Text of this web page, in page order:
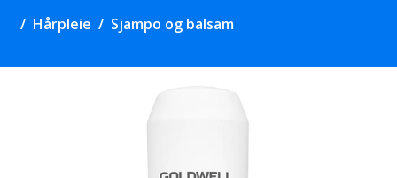
Hårpleie Sjampo og balsam